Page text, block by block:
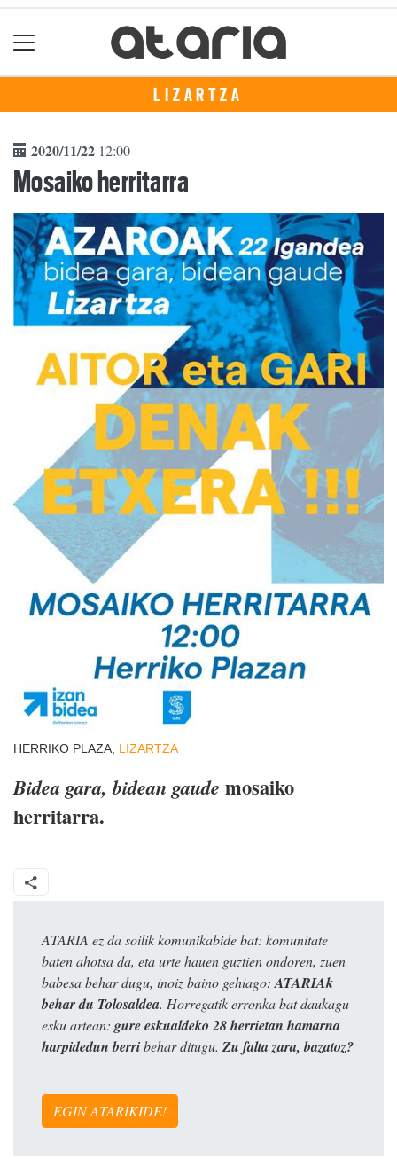
LIZARTZA
2020/11/22 12:00
Mosaiko herritarra
HERRIKO PLAZA, LIZARTZA
Bidea gara, bidean gaude mosaiko
herritarra.
ATARIA ez da soilik komunikabide bat: komunitate
baten ahotsa da, eta urte hauen guztien ondoren, zuen
babesa behar dugu, inoiz baino gehiago: ATARIAk
behar du Tolosaldea. Horregatik erronka bat daukagu
esku artean: gure eskualdeko 28 herrietan hamarna
harpidedun berribehar ditugu. Zu falta zara, bazatoz?
EGIN ATARIKIDE!